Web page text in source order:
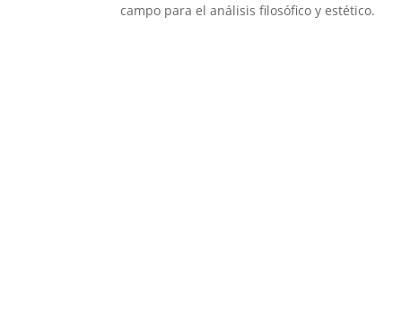
campo para el análisis filosófico y estético.